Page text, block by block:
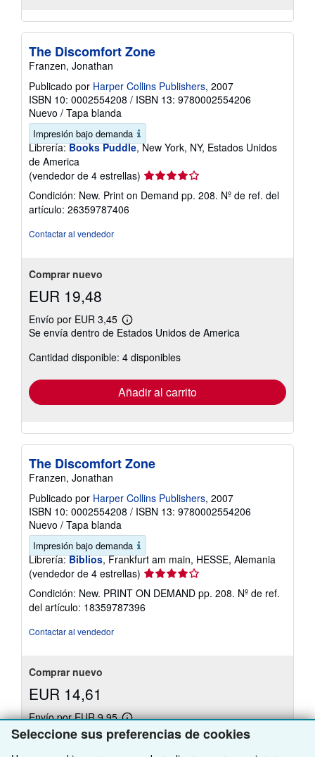
Seleccione sus preferencias de cookies
The Discomfort Zone
Franzen, Jonathan
Publicado por Harper Collins Publishers, 2007
ISBN 10: 0002554208 / ISBN 13: 9780002554206
Nuevo / Tapa blanda
Impresión bajo demanda
Librería: Books Puddle, New York, NY, Estados Unidos
de America
(vendedor de 4 estrellas) Calificación
del
vendedor:
Condición: New. Print on Demand pp. 208. Nº de ref. del
artículo: 26359787406
Contactar al vendedor
Comprar nuevo
EUR 19,48
Envío por EUR 3,45
Más
información
las
tarifas
envío
Se envía dentro de Estados Unidos de America
Cantidad disponible: 4 disponibles
Añadir al carrito
The Discomfort Zone
Franzen, Jonathan
Publicado por Harper Collins Publishers, 2007
ISBN 10: 0002554208 / ISBN 13: 9780002554206
Nuevo / Tapa blanda
Impresión bajo demanda
Librería: Biblios, Frankfurt am main, HESSE, Alemania
(vendedor de 4 estrellas) Calificación
del
vendedor:
4
Condición: New. PRINT ON DEMAND pp. 208. Nº de ref.
del artículo: 18359787396
Contactar al vendedor
Comprar nuevo
EUR 14,61
Envío por EUR 9,95 Más
información
Se envía de Alemania a Estados Unidos de America